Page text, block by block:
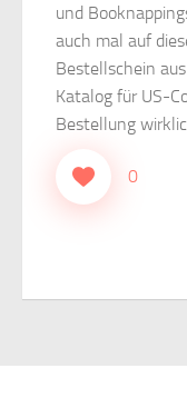
und
auch mal auf
Bestellschein
Katalog für US-
Bestellung
0